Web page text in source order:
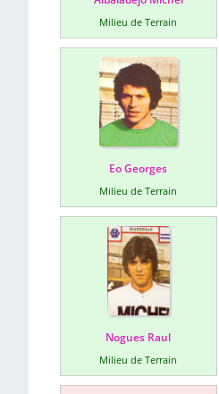
Milieu de Terrain
Eo Georges
Milieu de Terrain
Nogues Raul
Milieu de Terrain